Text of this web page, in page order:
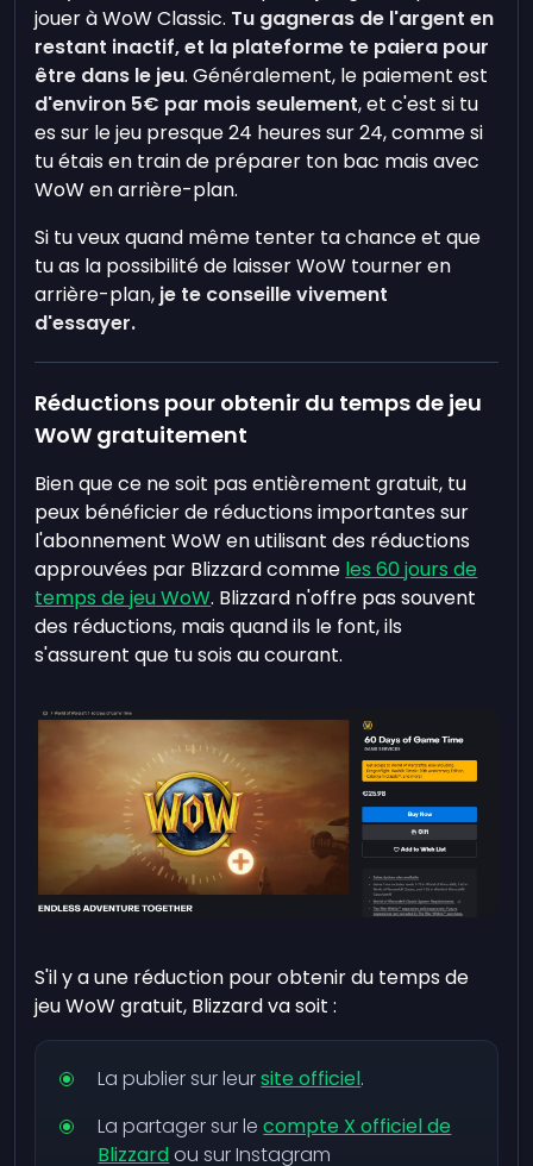
jouer à WoW Classic. Tu gagneras de l'argent en
restant inactif, et la plateforme te paiera pour
être dans le jeu. Généralement, le paiement est
d'environ 5€ par mois seulement, et c'est si tu
es sur le jeu presque 24 heures sur 24, comme si
tu étais en train de préparer ton bac mais avec
WoW en arrière-plan.
Si tu veux quand même tenter ta chance et que
tu as la possibilité de laisser WoW tourner en
arrière-plan, je te conseille vivement
d'essayer.
Réductions pour obtenir du temps de jeu
WoW gratuitement
Bien que ce ne soit pas entièrement gratuit, tu
peux bénéficier de réductions importantes sur
l'abonnement WoW en utilisant des réductions
approuvées par Blizzard comme les 60 jours de
temps de jeu WoW. Blizzard n'offre pas souvent
des réductions, mais quand ils le font, ils
s'assurent que tu sois au courant.
S'il y a une réduction pour obtenir du temps de
jeu WoW gratuit, Blizzard va soit :
La publier sur leursite officiel.
La partager sur lecompte X officiel de
Blizzard ou sur Instagram